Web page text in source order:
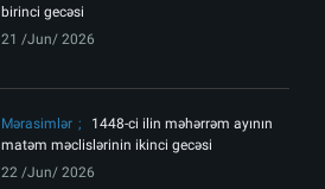
birinci gecəsi
21 /Jun/ 2026
Mərasimlər
1448-ci ilin məhərrəm ayının
matəm məclislərinin ikinci gecəsi
22 /Jun/ 2026